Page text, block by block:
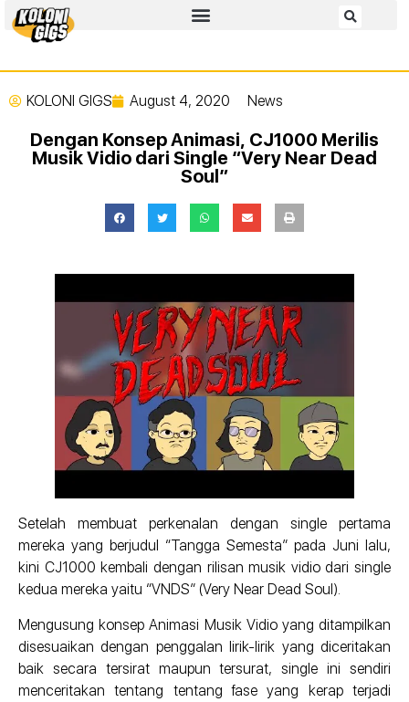
KOLONI GIGS August 4, 2020 News
Dengan Konsep Animasi, CJ1000 Merilis
Musik Vidio dari Single “Very Near Dead
Soul”
Setelah membuat perkenalan dengan single pertama
mereka yang berjudul “Tangga Semesta” pada Juni lalu,
kini CJ1000 kembali dengan rilisan musik vidio dari single
kedua mereka yaitu “VNDS” (Very Near Dead Soul).
Mengusung konsep Animasi Musik Vidio yang ditampilkan
disesuaikan dengan penggalan lirik-lirik yang diceritakan
baik secara tersirat maupun tersurat, single ini sendiri
menceritakan tentang tentang fase yang kerap terjadi